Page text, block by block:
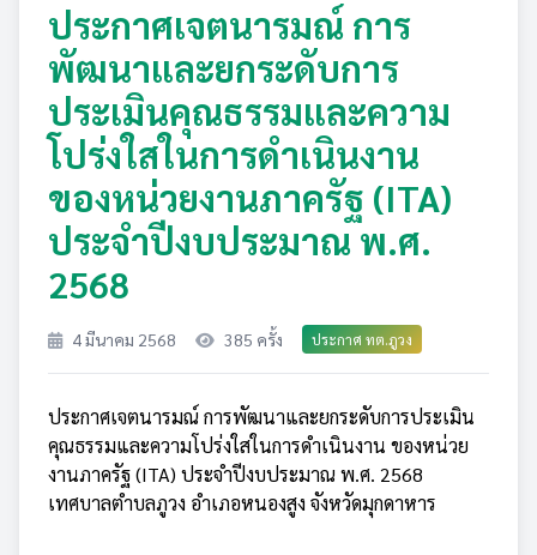
ประกาศเจตนารมณ์ การ
พัฒนาและยกระดับการ
ประเมินคุณธรรมและความ
โปร่งใสในการดำเนินงาน
ของหน่วยงานภาครัฐ (ITA)
ประจำปีงบประมาณ พ.ศ.
2568
4 มีนาคม 2568 385 ครั้ง ประกาศ ทต.ภูวง
ประกาศเจตนารมณ์ การพัฒนาและยกระดับการประเมิน
คุณธรรมและความโปร่งใสในการดำเนินงาน ของหน่วย
งานภาครัฐ (ITA) ประจำปีงบประมาณ พ.ศ. 2568
เทศบาลตำบลภูวง อำเภอหนองสูง จังหวัดมุกดาหาร